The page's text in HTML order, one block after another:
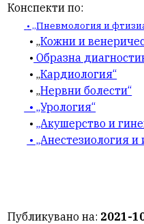
Конспекти по:
• „Пневмология и
• „Кожни и
• Образна
• „Кардиология“
• „Нервни болести“
• „Урология“
•„Акушерство и
• „Анестезиология
Публикувано на: 2021-